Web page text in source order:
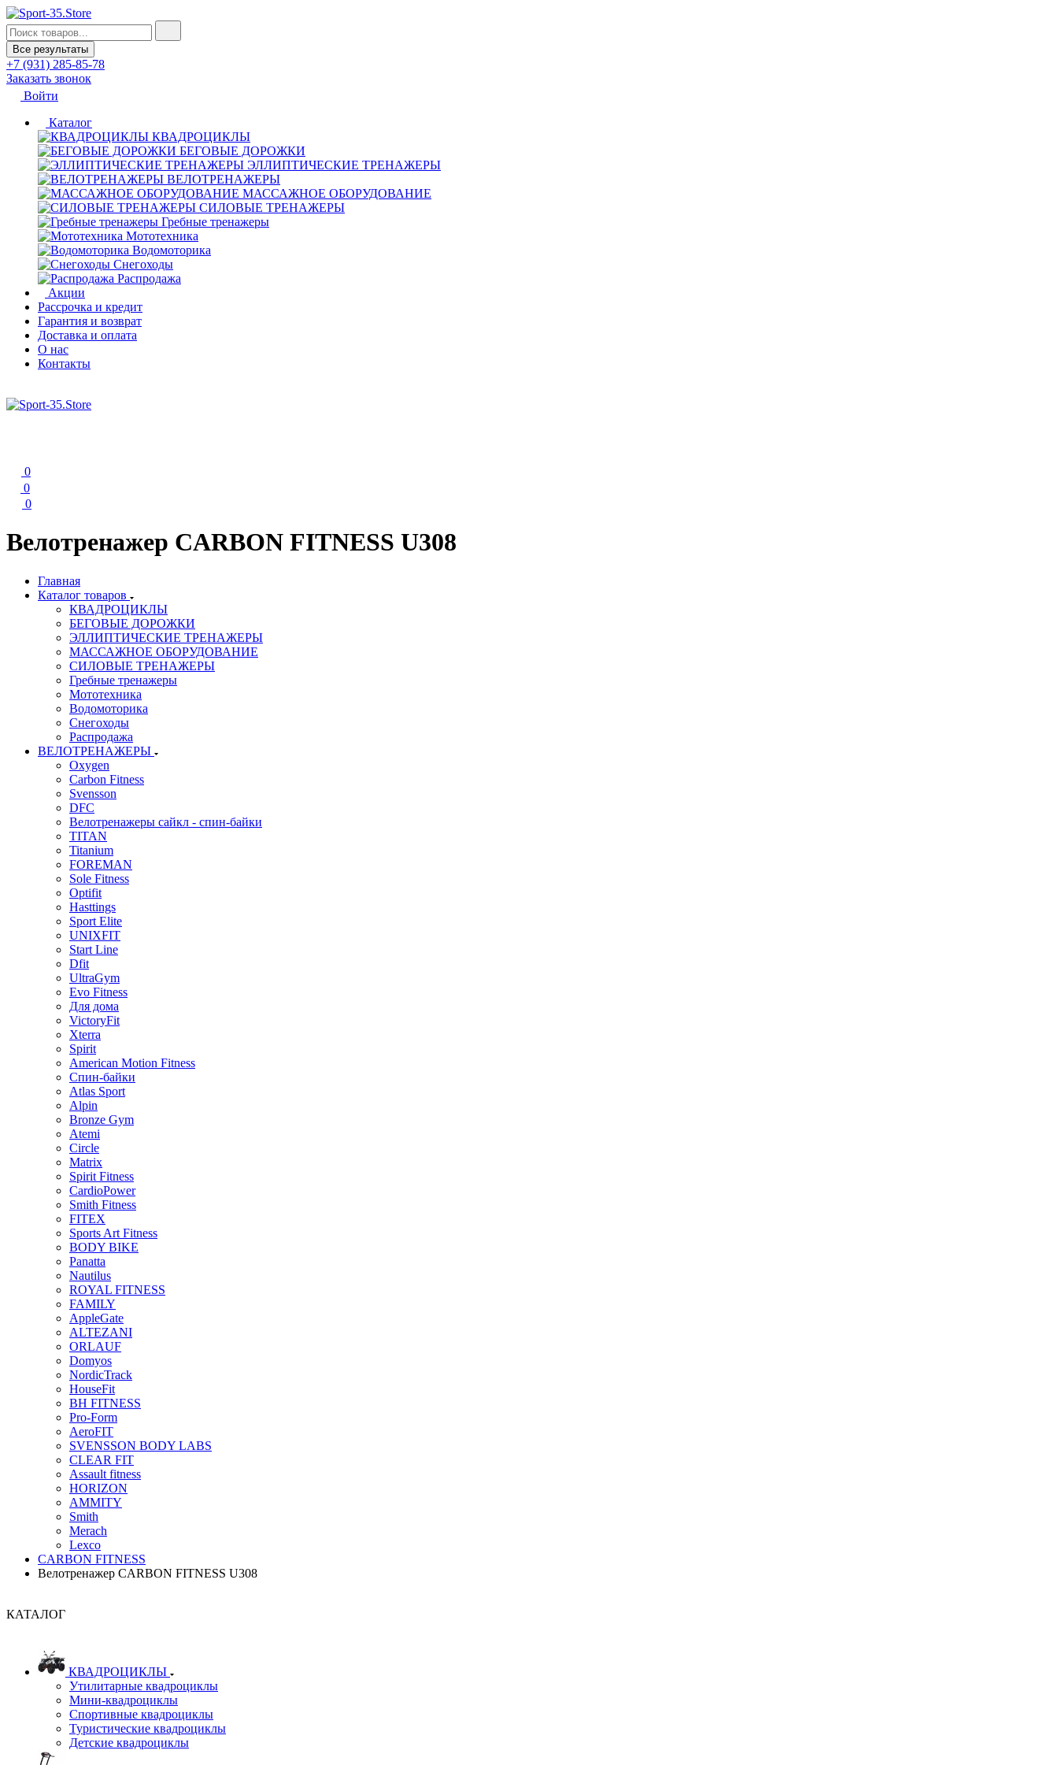
Все результаты
+7 (931) 285-85-78
Заказать звонок
Войти
Каталог
КВАДРОЦИКЛЫ
БЕГОВЫЕ ДОРОЖКИ
ЭЛЛИПТИЧЕСКИЕ ТРЕНАЖЕРЫ
ВЕЛОТРЕНАЖЕРЫ
МАССАЖНОЕ ОБОРУДОВАНИЕ
СИЛОВЫЕ ТРЕНАЖЕРЫ
Гребные тренажеры
Мототехника
Водомоторика
Снегоходы
Распродажа
Акции
Рассрочка и кредит
Гарантия и возврат
Доставка и оплата
О нас
Контакты
0
0
0
Велотренажер CARBON FITNESS U308
Главная
Каталог товаров
КВАДРОЦИКЛЫ
БЕГОВЫЕ ДОРОЖКИ
ЭЛЛИПТИЧЕСКИЕ ТРЕНАЖЕРЫ
МАССАЖНОЕ ОБОРУДОВАНИЕ
СИЛОВЫЕ ТРЕНАЖЕРЫ
Гребные тренажеры
Мототехника
Водомоторика
Снегоходы
Распродажа
ВЕЛОТРЕНАЖЕРЫ
Oxygen
Carbon Fitness
Svensson
DFC
Велотренажеры сайкл - спин-байки
TITAN
Titanium
FOREMAN
Sole Fitness
Optifit
Hasttings
Sport Elite
UNIXFIT
Start Line
Dfit
UltraGym
Evo Fitness
Для дома
VictoryFit
Xterra
Spirit
American Motion Fitness
Спин-байки
Atlas Sport
Alpin
Bronze Gym
Atemi
Circle
Matrix
Spirit Fitness
CardioPower
Smith Fitness
FITEX
Sports Art Fitness
BODY BIKE
Panatta
Nautilus
ROYAL FITNESS
FAMILY
AppleGate
ALTEZANI
ORLAUF
Domyos
NordicTrack
HouseFit
BH FITNESS
Pro-Form
AeroFIT
SVENSSON BODY LABS
CLEAR FIT
Assault fitness
HORIZON
AMMITY
Smith
Merach
Lexco
CARBON FITNESS
Велотренажер CARBON FITNESS U308
КАТАЛОГ
КВАДРОЦИКЛЫ
Утилитарные квадроциклы
Мини-квадроциклы
Спортивные квадроциклы
Туристические квадроциклы
Детские квадроциклы